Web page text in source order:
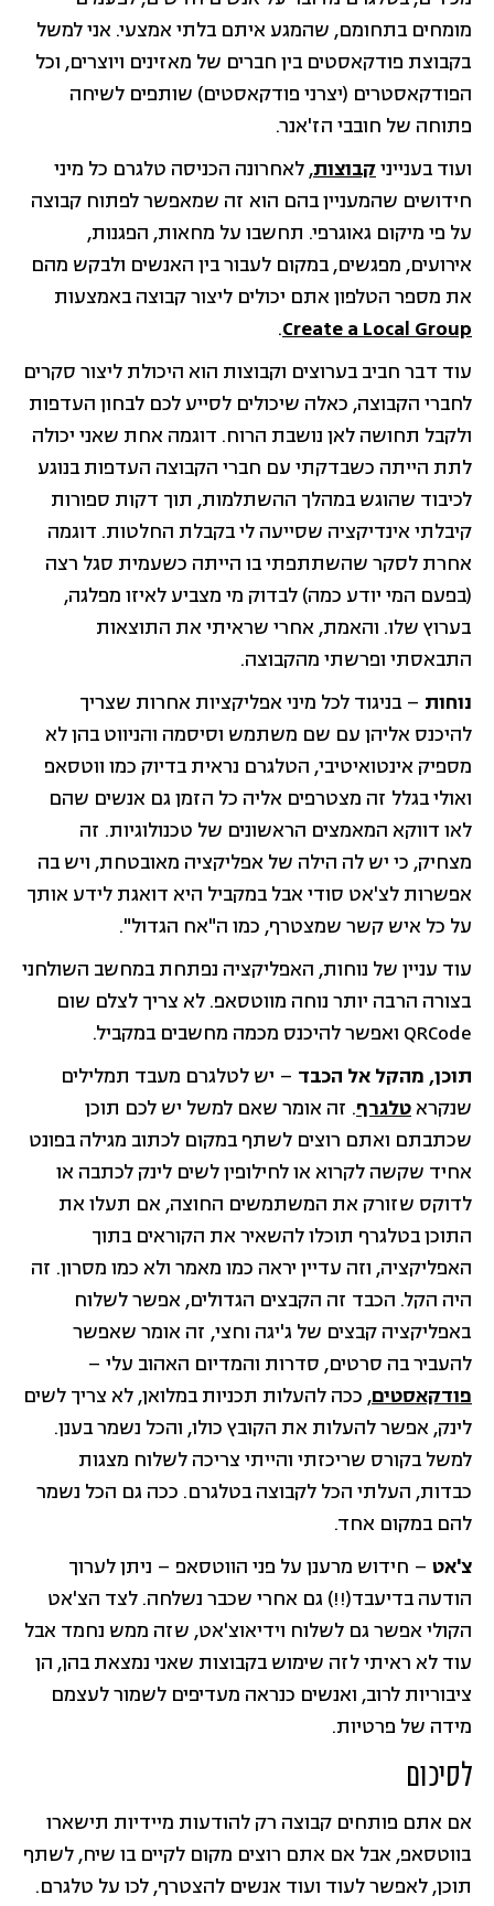
מומחים בתחומם, שהמגע איתם בלתי אמצעי. אני למשל
בקבוצת פודקאסטים בין חברים של מאזינים ויוצרים, וכל
הפודקאסטרים (יצרני פודקאסטים) שותפים לשיחה
פתוחה של חובבי הז'אנר.
ועוד בענייניקבוצות, לאחרונה הכניסה טלגרם כל מיני
חידושים שהמעניין בהם הוא זה שמאפשר לפתוח קבוצה
על פי מיקום גאוגרפי. תחשבו על מחאות, הפגנות,
אירועים, מפגשים, במקום לעבור בין האנשים ולבקש מהם
את מספר הטלפון אתם יכולים ליצור קבוצה באמצעות
Create a Local Group
.
עוד דבר חביב בערוצים וקבוצות הוא היכולת ליצור סקרים
לחברי הקבוצה, כאלה שיכולים לסייע לכם לבחון העדפות
ולקבל תחושה לאן נושבת הרוח. דוגמה אחת שאני יכולה
לתת הייתה כשבדקתי עם חברי הקבוצה העדפות בנוגע
לכיבוד שהוגש במהלך ההשתלמות, תוך דקות ספורות
קיבלתי אינדיקציה שסייעה לי בקבלת החלטות. דוגמה
אחרת לסקר שהשתתפתי בו הייתה כשעמית סגל רצה
(בפעם המי יודע כמה) לבדוק מי מצביע לאיזו מפלגה,
בערוץ שלו. והאמת, אחרי שראיתי את התוצאות
התבאסתי ופרשתי מהקבוצה.
נוחות – בניגוד לכל מיני אפליקציות אחרות שצריך
להיכנס אליהן עם שם משתמש וסיסמה והניווט בהן לא
מספיק אינטואיטיבי, הטלגרם נראית בדיוק כמו ווטסאפ
ואולי בגלל זה מצטרפים אליה כל הזמן גם אנשים שהם
לאו דווקא המאמצים הראשונים של טכנולוגיות. זה
מצחיק, כי יש לה הילה של אפליקציה מאובטחת, ויש בה
אפשרות לצ'אט סודי אבל במקביל היא דואגת לידע אותך
על כל איש קשר שמצטרף, כמו ה"אח הגדול".
עוד עניין של נוחות, האפליקציה נפתחת במחשב השולחני
בצורה הרבה יותר נוחה מווטסאפ. לא צריך לצלם שום
QRCode ואפשר להיכנס מכמה מחשבים במקביל.
תוכן, מהקל אל הכבד – יש לטלגרם מעבד תמלילים
שנקראטלגרף. זה אומר שאם למשל יש לכם תוכן
שכתבתם ואתם רוצים לשתף במקום לכתוב מגילה בפונט
אחיד שקשה לקרוא או לחילופין לשים לינק לכתבה או
לדוקס שזורק את המשתמשים החוצה, אם תעלו את
התוכן בטלגרף תוכלו להשאיר את הקוראים בתוך
האפליקציה, וזה עדיין יראה כמו מאמר ולא כמו מסרון. זה
היה הקל. הכבד זה הקבצים הגדולים, אפשר לשלוח
באפליקציה קבצים של ג'יגה וחצי, זה אומר שאפשר
להעביר בה סרטים, סדרות והמדיום האהוב עלי –
פודקאסטים, ככה להעלות תכניות במלואן, לא צריך לשים
לינק, אפשר להעלות את הקובץ כולו, והכל נשמר בענן.
למשל בקורס שריכזתי והייתי צריכה לשלוח מצגות
כבדות, העלתי הכל לקבוצה בטלגרם. ככה גם הכל נשמר
להם במקום אחד.
צ'אט – חידוש מרענן על פני הווטסאפ – ניתן לערוך
הודעה בדיעבד(!!) גם אחרי שכבר נשלחה. לצד הצ'אט
הקולי אפשר גם לשלוח וידיאוצ'אט, שזה ממש נחמד אבל
עוד לא ראיתי לזה שימוש בקבוצות שאני נמצאת בהן, הן
ציבוריות לרוב, ואנשים כנראה מעדיפים לשמור לעצמם
מידה של פרטיות.
לסיכום
אם אתם פותחים קבוצה רק להודעות מיידיות תישארו
בווטסאפ, אבל אם אתם רוצים מקום לקיים בו שיח, לשתף
תוכן, לאפשר לעוד ועוד אנשים להצטרף, לכו על טלגרם.